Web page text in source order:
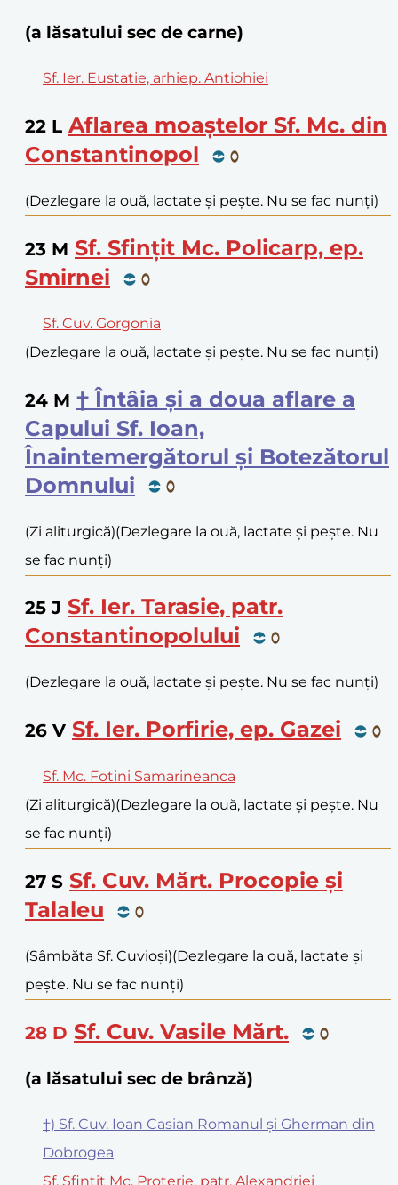
(a lăsatului sec de carne)
Sf. Ier. Eustatie, arhiep. Antiohiei
22 L Aflarea moaștelor Sf. Mc. din
Constantinopol
(Dezlegare la ouă, lactate și pește. Nu se fac nunți)
23 M Sf. Sfințit Mc. Policarp, ep.
Smirnei
Sf. Cuv. Gorgonia
(Dezlegare la ouă, lactate și pește. Nu se fac nunți)
24 M † Întâia și a doua aflare a
Capului Sf. Ioan,
Înaintemergătorul și Botezătorul
Domnului
(Zi aliturgică)(Dezlegare la ouă, lactate și pește. Nu
se fac nunți)
25 J Sf. Ier. Tarasie, patr.
Constantinopolului
(Dezlegare la ouă, lactate și pește. Nu se fac nunți)
26 V Sf. Ier. Porfirie, ep. Gazei
Sf. Mc. Fotini Samarineanca
(Zi aliturgică)(Dezlegare la ouă, lactate și pește. Nu
se fac nunți)
27 S Sf. Cuv. Mărt. Procopie și
Talaleu
(Sâmbăta Sf. Cuvioși)(Dezlegare la ouă, lactate și
pește. Nu se fac nunți)
28 D Sf. Cuv. Vasile Mărt.
(a lăsatului sec de brânză)
†) Sf. Cuv. Ioan Casian Romanul și Gherman din
Dobrogea
Sf. Sfințit Mc. Proterie, patr. Alexandriei